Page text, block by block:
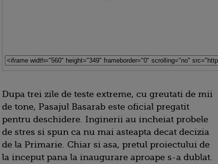
Dupa trei zile de teste extreme, cu greutati de mii
de tone, Pasajul Basarab este oficial pregatit
pentru deschidere. Inginerii au incheiat probele
de stres si spun ca nu mai asteapta decat decizia
de la Primarie. Chiar si asa, pretul proiectului de
la inceput pana la inaugurare aproape s-a dublat.